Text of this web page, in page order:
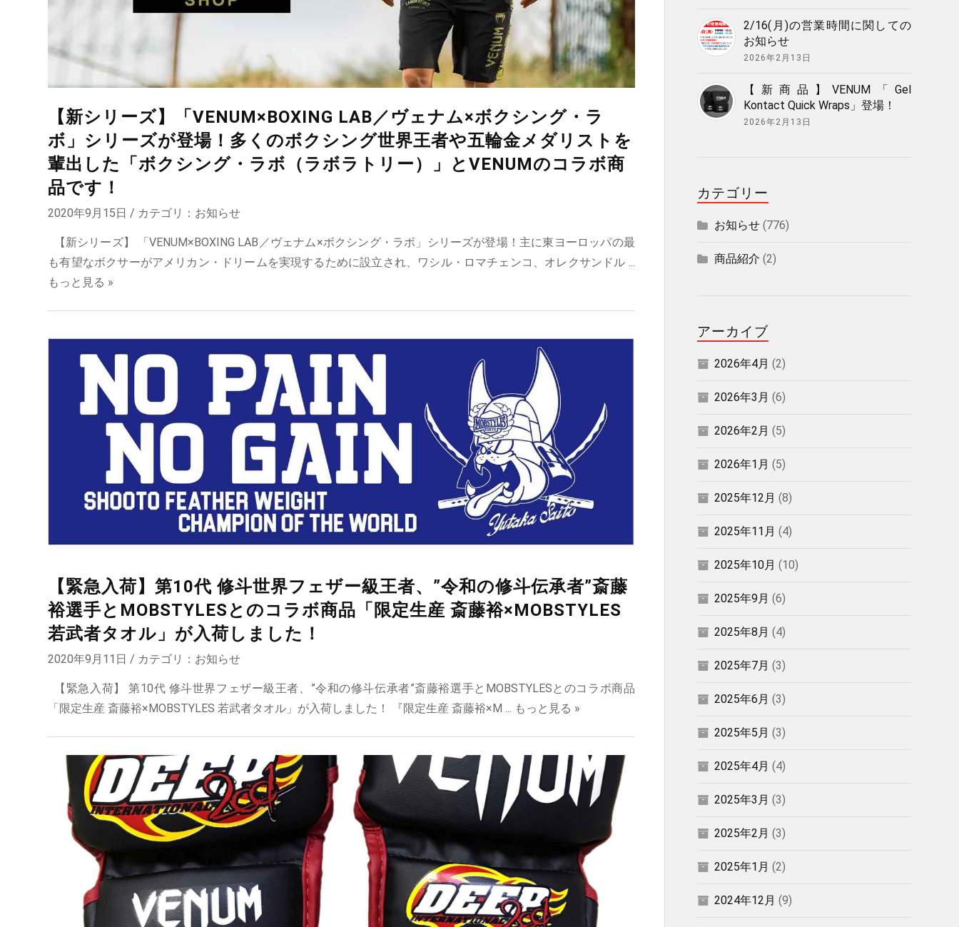
【新シリーズ】「VENUM×BOXING LAB／ヴェナム×ボクシング・ラ
ボ」シリーズが登場！多くのボクシング世界王者や五輪金メダリストを
輩出した「ボクシング・ラボ（ラボラトリー）」とVENUMのコラボ商
品です！
2020年9月15日 / カテゴリ： お知らせ
【新シリーズ】 「VENUM×BOXING LAB／ヴェナム×ボクシング・ラボ」シリーズが登場！主に東ヨーロッパの最
も有望なボクサーがアメリカン・ドリームを実現するために設立され、ワシル・ロマチェンコ、オレクサンドル ...
もっと見る »
【緊急入荷】第10代 修斗世界フェザー級王者、”令和の修斗伝承者”斎藤
裕選手とMOBSTYLESとのコラボ商品「限定生産 斎藤裕×MOBSTYLES
若武者タオル」が入荷しました！
2020年9月11日 / カテゴリ： お知らせ
【緊急入荷】 第10代 修斗世界フェザー級王者、”令和の修斗伝承者”斎藤裕選手とMOBSTYLESとのコラボ商品
「限定生産 斎藤裕×MOBSTYLES 若武者タオル」が入荷しました！ 『限定生産 斎藤裕×M ... もっと見る »
2/16(月)の営業時間に関しての
お知らせ
2026年2月13日
【新商品】VENUM「Gel
Kontact Quick Wraps」登場！
2026年2月13日
カテゴリー
お知らせ (776)
商品紹介 (2)
アーカイブ
2026年4月 (2)
2026年3月 (6)
2026年2月 (5)
2026年1月 (5)
2025年12月 (8)
2025年11月 (4)
2025年10月 (10)
2025年9月 (6)
2025年8月 (4)
2025年7月 (3)
2025年6月 (3)
2025年5月 (3)
2025年4月 (4)
2025年3月 (3)
2025年2月 (3)
2025年1月 (2)
2024年12月 (9)